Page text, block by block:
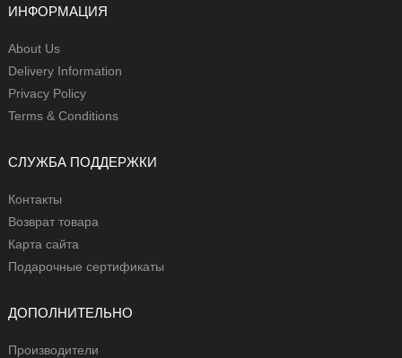
ИНФОРМАЦИЯ
About Us
Delivery Information
Privacy Policy
Terms & Conditions
СЛУЖБА ПОДДЕРЖКИ
Контакты
Возврат товара
Карта сайта
Подарочные сертификаты
ДОПОЛНИТЕЛЬНО
Производители